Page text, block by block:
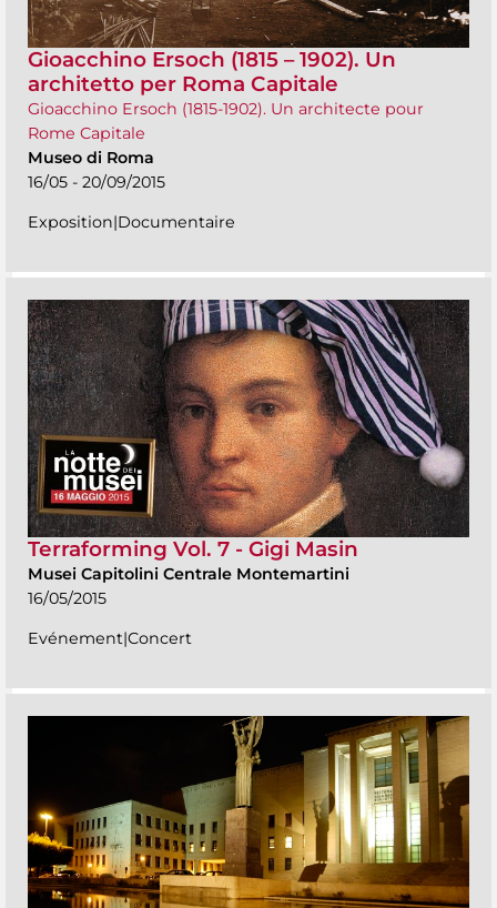
Gioacchino Ersoch (1815 – 1902). Un
architetto per Roma Capitale
Gioacchino Ersoch (1815-1902). Un architecte pour
Rome Capitale
Museo di Roma
16/05 - 20/09/2015
Exposition|Documentaire
Terraforming Vol. 7 - Gigi Masin
Musei Capitolini Centrale Montemartini
16/05/2015
Evénement|Concert